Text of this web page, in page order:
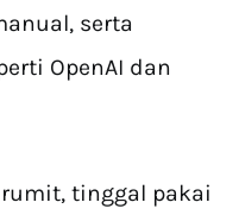
serta
OpenAI dan
tinggal pakai